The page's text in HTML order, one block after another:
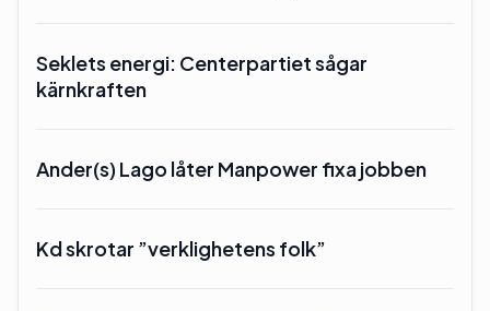
Seklets energi: Centerpartiet sågar
kärnkraften
Ander(s) Lago låter Manpower fixa jobben
Kd skrotar ”verklighetens folk”